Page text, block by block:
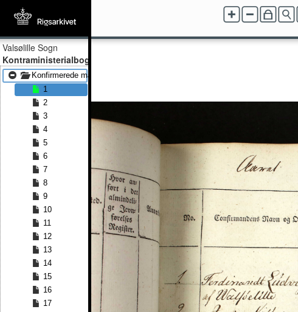
Valsølille Sogn
Kontraministerialbog
Konfirmerede mænd 1831 - Konfirmerede mænd 1851
1
2
3
4
5
6
7
8
9
10
11
12
13
14
15
16
17